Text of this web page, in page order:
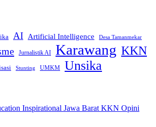
AI Artificial Intelligence Desa Tamanmekar
Jurnalistik AI Karawang KKN
Stunting UMKM Unsika
Inspirational Jawa Barat KKN Opini